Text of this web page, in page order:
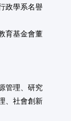
政學系名譽
育基金會董
管理、研究
、社會創新